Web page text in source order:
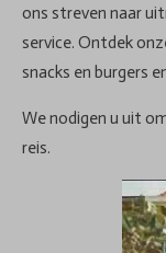
ons streven naar
service. Ontdek
snacks en burgers
We nodigen u uit
reis.